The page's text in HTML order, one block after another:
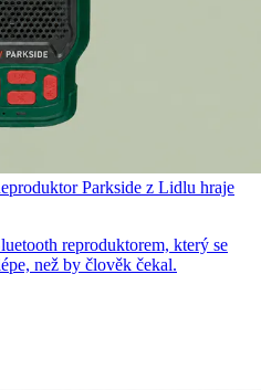
Parkside z Lidlu hraje
reproduktorem, který se
než by člověk čekal.